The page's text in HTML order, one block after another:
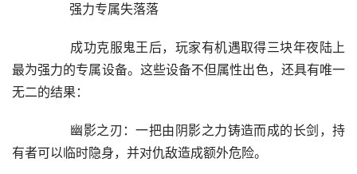
	　　强力专属失落落
最为强力的专属设备。这些设备不但属性出色，还具有唯一
无二的结果：
有者可以临时隐身，并对仇敌造成额外危险。